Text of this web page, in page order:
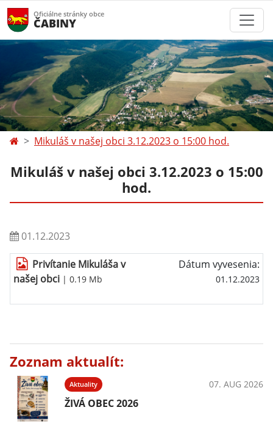
Oficiálne stránky obce
ČABINY
Mikuláš v našej obci 3.12.2023 o 15:00 hod.
Mikuláš v našej obci 3.12.2023 o 15:00
hod.
01.12.2023
Privítanie Mikuláša v
našej obci | 0.19 Mb
Dátum vyvesenia:
01.12.2023
Zoznam aktualít:
Aktuality 07. AUG 2026
ŽIVÁ OBEC 2026